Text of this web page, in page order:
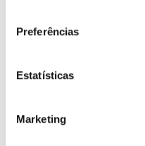
Preferências
Estatísticas
Marketing